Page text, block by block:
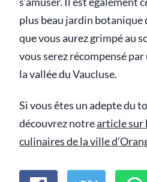
plus beau jardin botanique
que vous aurez grimpé au
vous serez récompensé
la vallée du Vaucluse.
Si vous êtes un adepte du
découvrez notrearticle sur
culinaires de la ville